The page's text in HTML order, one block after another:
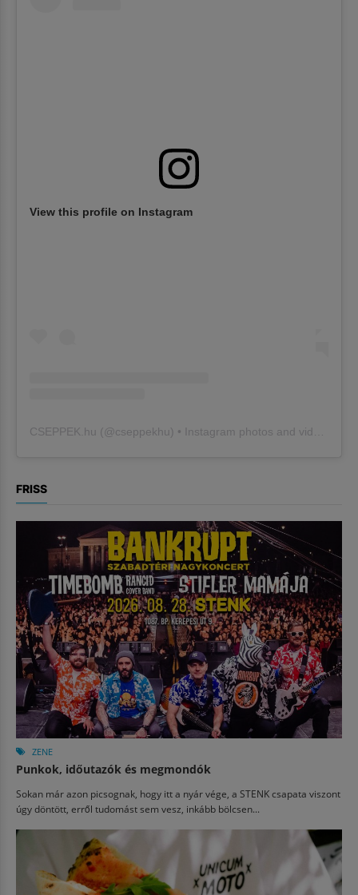
View this profile on Instagram
CSEPPEK.hu (@cseppekhu ) • Instagram photos and videos
FRISS
ZENE
Punkok, időutazók és megmondók
Sokan már azon picsognak, hogy itt a nyár vége, a STENK csapata viszont
úgy döntött, erről tudomást sem vesz, inkább bölcsen...